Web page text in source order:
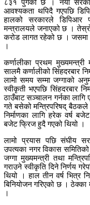
८३१ पुगेको छ । नयाँ
आवश्यकता थपिदै गएपछि
हालको सरकारले डिपिआर
मन्त्रालयले जनाएको छ ।
करोड लागत रहेको छ ।
।
कर्णालीका प्रथम मुख्यमन्त्री
सालमै कर्णालीको सिंहदरबार
लामो समय सम्मा जग्गाको
स्वीकृती भएपछि सिंहदरबार
ठाउँबाट सञ्चालन गर्नका
गते बसेको मन्त्रिपरिषद् बैठकले
निर्माणका लागि हरेक वर्ष
बजेट फ्रिज हुदै गएको थियो ।
लामो प्रयास पछि संघीय
उपत्यका नगर विकास समितिको
जग्गा मुख्यमन्त्री तथा
गराउने स्वीकृति दिने निर्णय
थियो । हाल तीन वर्ष भित्र
बिनियोजन गरिएको छ ।
।